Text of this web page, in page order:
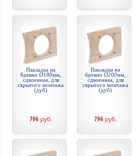
Накладка на
бревно Ø180мм,
сдвоенная, для
скрытого монтажа
(дуб)
796 руб.
Накладка на
бревно Ø200мм,
сдвоенная, для
скрытого монтажа
(дуб)
796 руб.